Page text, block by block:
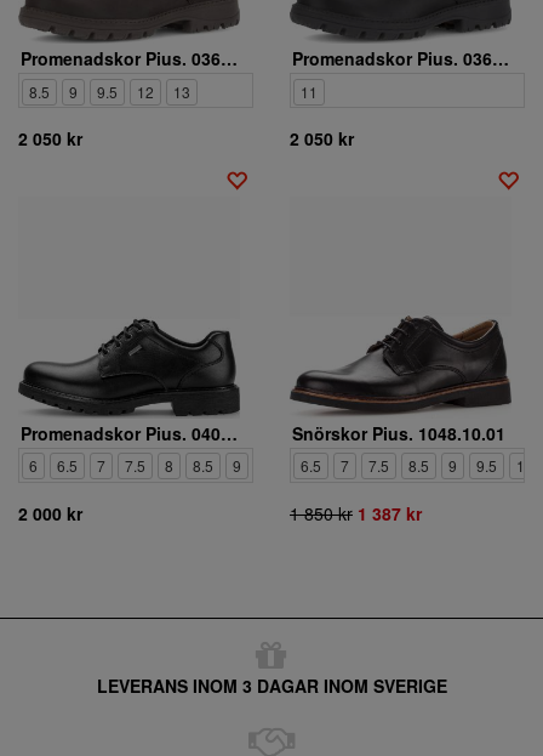
Promenadskor Pius. 0364.53.07
8.5 9 9.5 12 13
2 050 kr
Promenadskor Pius. 0364.53.06
11
2 050 kr
Promenadskor Pius. 0401.50.01
6 6.5 7 7.5 8 8.5 9 10 10.5 11 12
2 000 kr
Snörskor Pius. 1048.10.01
6.5 7 7.5 8.5 9 9.5 10
1 850 kr 1 387 kr
LEVERANS INOM 3 DAGAR INOM SVERIGE